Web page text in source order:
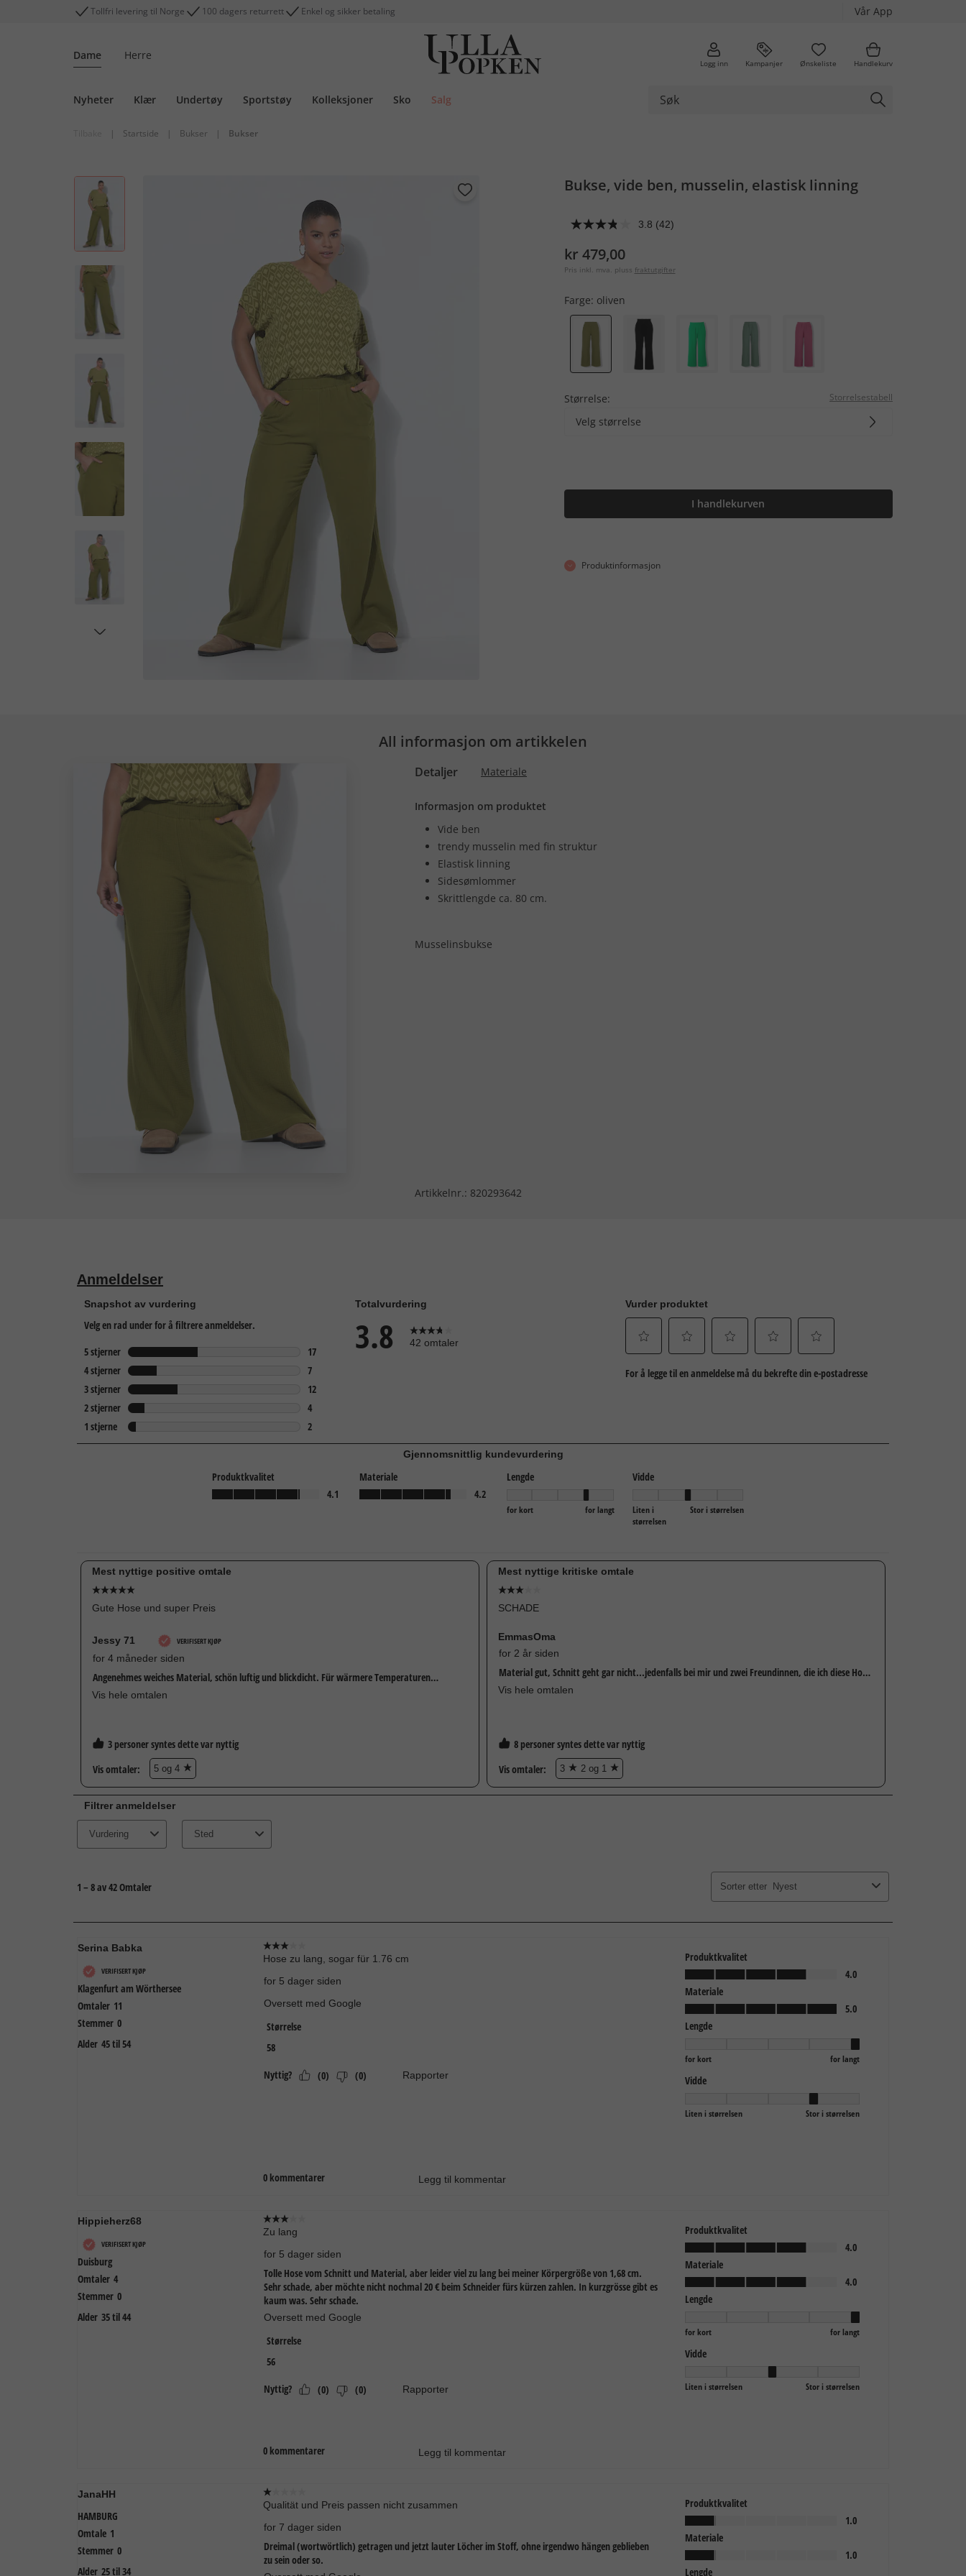
Tollfri levering til Norge 100 dagers returrett Enkel og sikker betaling Vår App
Dame Herre
Logg inn Kampanjer Ønskeliste Handlekurv
Nyheter Klær Undertøy Sportstøy Kolleksjoner Sko Salg
| Startside | Bukser | Bukser
Bukse, vide ben, musselin, elastisk linning
3.8 (42)
kr 479,00
Pris inkl. mva. pluss fraktutgifter
Farge: oliven
Størrelse: Storrelsestabell
Velg størrelse
I handlekurven
Produktinformasjon
All informasjon om artikkelen
Detaljer Materiale
Informasjon om produktet
Vide ben
trendy musselin med fin struktur
Elastisk linning
Sidesømlommer
Skrittlengde ca. 80 cm.
Musselinsbukse
Artikkelnr.: 820293642